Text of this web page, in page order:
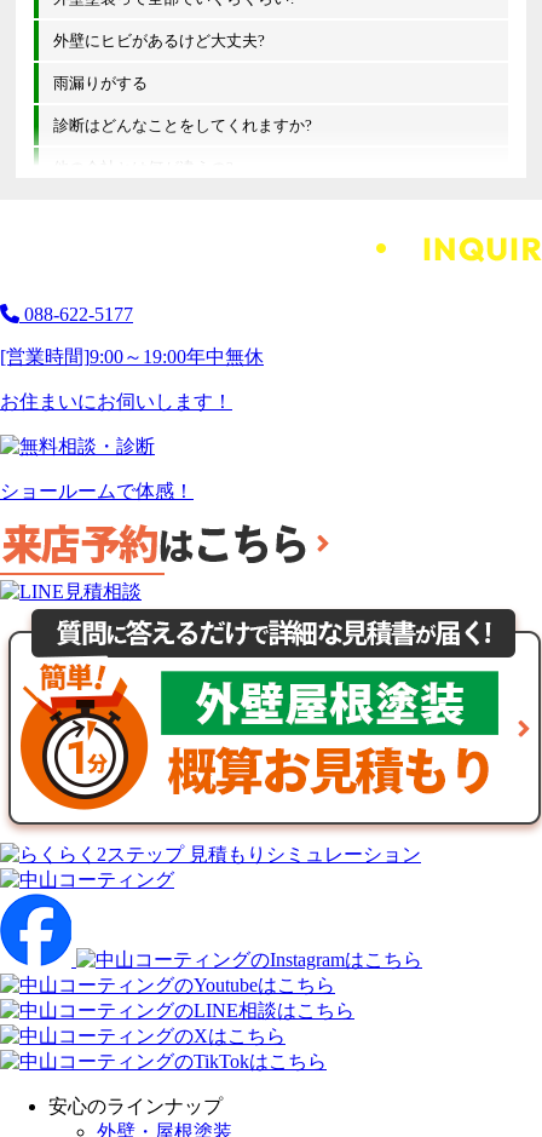
外壁にヒビがあるけど大丈夫?
雨漏りがする
診断はどんなことをしてくれますか?
他の会社とは何が違うの?
088-622-5177
[営業時間]9:00～19:00年中無休
お住まいにお伺いします！
ショールームで体感！
安心のラインナップ
外壁・屋根塗装